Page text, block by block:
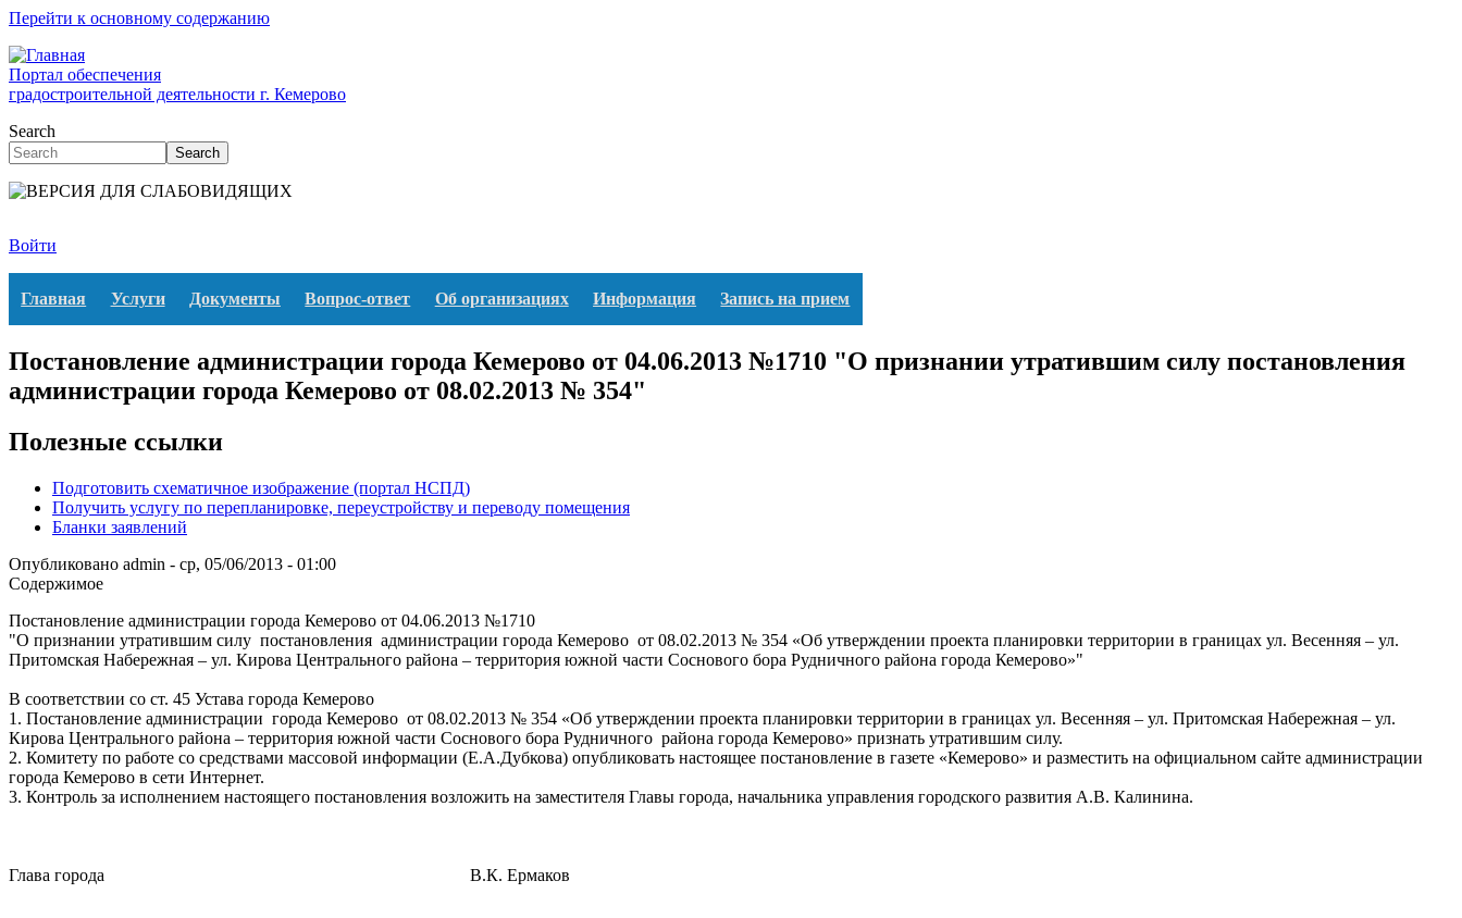
Перейти к основному содержанию
Портал обеспечения
градостроительной деятельности г. Кемерово
Search
Search
Войти
Главная Услуги Документы Вопрос-ответ Об организациях Информация Запись на прием
Постановление администрации города Кемерово от 04.06.2013 №1710 "О признании утратившим силу постановления
администрации города Кемерово от 08.02.2013 № 354"
Полезные ссылки
Подготовить схематичное изображение (портал НСПД)
Получить услугу по перепланировке, переустройству и переводу помещения
Бланки заявлений
Опубликовано admin - ср, 05/06/2013 - 01:00
Содержимое
Постановление администрации города Кемерово от 04.06.2013 №1710
"О признании утратившим силу постановления администрации города Кемерово от 08.02.2013 № 354 «Об утверждении проекта планировки территории в границах ул. Весенняя – ул.
Притомская Набережная – ул. Кирова Центрального района – территория южной части Соснового бора Рудничного района города Кемерово»"
В соответствии со ст. 45 Устава города Кемерово
1. Постановление администрации города Кемерово от 08.02.2013 № 354 «Об утверждении проекта планировки территории в границах ул. Весенняя – ул. Притомская Набережная – ул.
Кирова Центрального района – территория южной части Соснового бора Рудничного района города Кемерово» признать утратившим силу.
2. Комитету по работе со средствами массовой информации (Е.А.Дубкова) опубликовать настоящее постановление в газете «Кемерово» и разместить на официальном сайте администрации
города Кемерово в сети Интернет.
3. Контроль за исполнением настоящего постановления возложить на заместителя Главы города, начальника управления городского развития А.В. Калинина.
Глава города В.К. Ермаков